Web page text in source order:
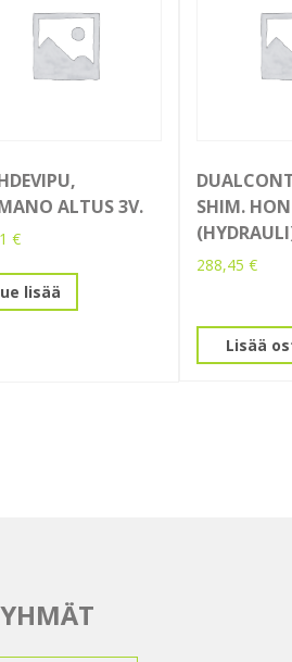
ALTUS 3V.
€
lisää
SHIM.
288,45 €
Lisää